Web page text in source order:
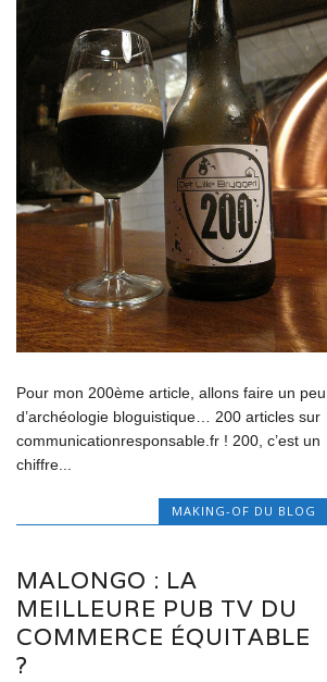
Pour mon 200ème article, allons faire un peu
d’archéologie bloguistique… 200 articles sur
communicationresponsable.fr ! 200, c’est un
chiffre...
MAKING-OF DU BLOG
MALONGO : LA
MEILLEURE PUB TV DU
COMMERCE ÉQUITABLE
?